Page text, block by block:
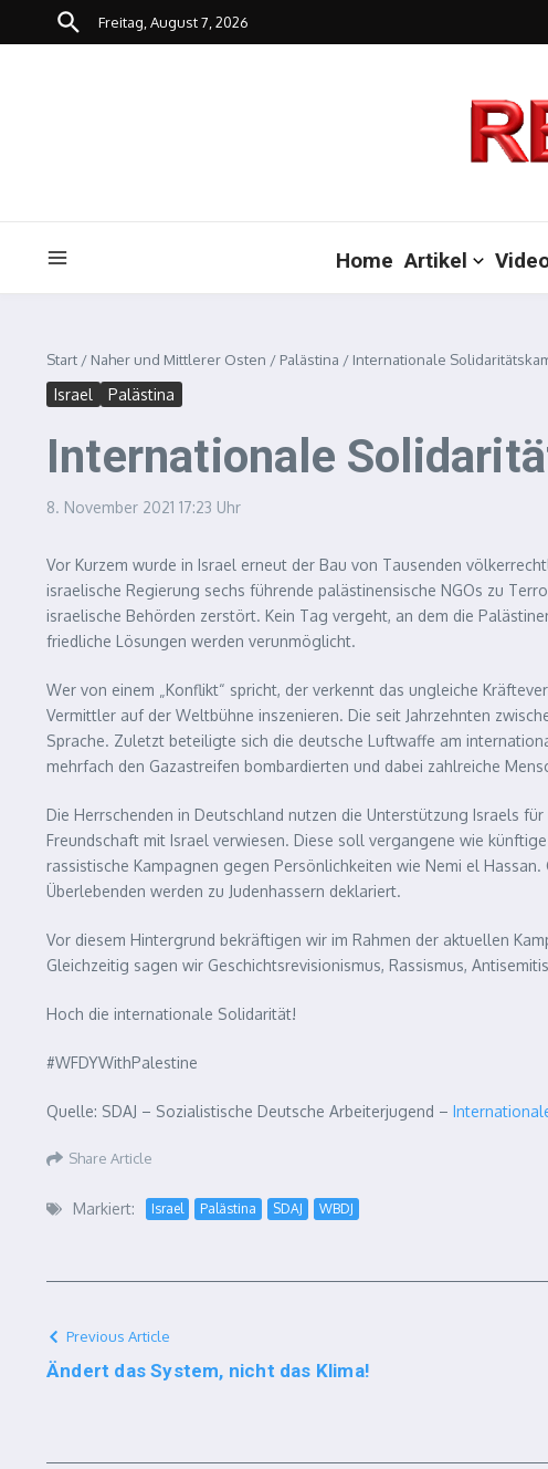
Zum Inhalt springen
Freitag, August 7, 2026
Home Artikel
Start / Naher und Mittlerer Osten / Palästina / Internationale
Israel Palästina
Internationale
8. November 2021 17:23 Uhr
Vor Kurzem wurde in Israel erneut der Bau von Tausenden
israelische Regierung sechs führende palästinensische NGOs zu
israelische Behörden zerstört. Kein Tag vergeht, an dem die
friedliche Lösungen werden verunmöglicht.
Wer von einem „Konflikt“ spricht, der verkennt das ungleiche
Vermittler auf der Weltbühne inszenieren. Die seit Jahrzehnten
Sprache. Zuletzt beteiligte sich die deutsche Luftwaffe am
mehrfach den Gazastreifen bombardierten und dabei zahlreiche
Die Herrschenden in Deutschland nutzen die Unterstützung Israels
Freundschaft mit Israel verwiesen. Diese soll vergangene wie
rassistische Kampagnen gegen Persönlichkeiten wie Nemi el
Überlebenden werden zu Judenhassern deklariert.
Vor diesem Hintergrund bekräftigen wir im Rahmen der aktuellen
Gleichzeitig sagen wir Geschichtsrevisionismus, Rassismus,
Hoch die internationale Solidarität!
#WFDYWithPalestine
Quelle: SDAJ – Sozialistische Deutsche Arbeiterjugend –
Share Article
Markiert: Israel Palästina SDAJ WBDJ
Previous Article
Ändert das System, nicht das Klima!